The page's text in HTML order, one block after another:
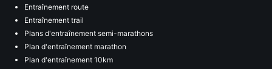
Entraînement route
Entraînement trail
Plans d'entraînement semi-marathons
Plan d'entraînement marathon
Plan d'entraînement 10km